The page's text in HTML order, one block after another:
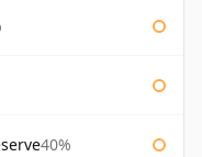
40%